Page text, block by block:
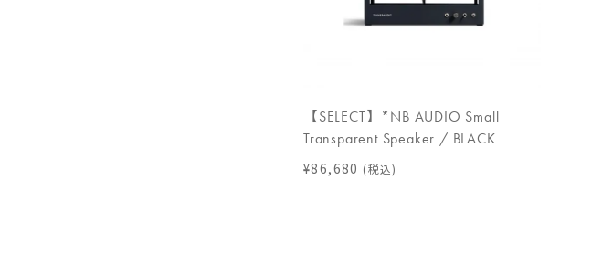
【SELECT】*NB AUDIO Small
Transparent Speaker / BLACK
¥86,680 (税込)